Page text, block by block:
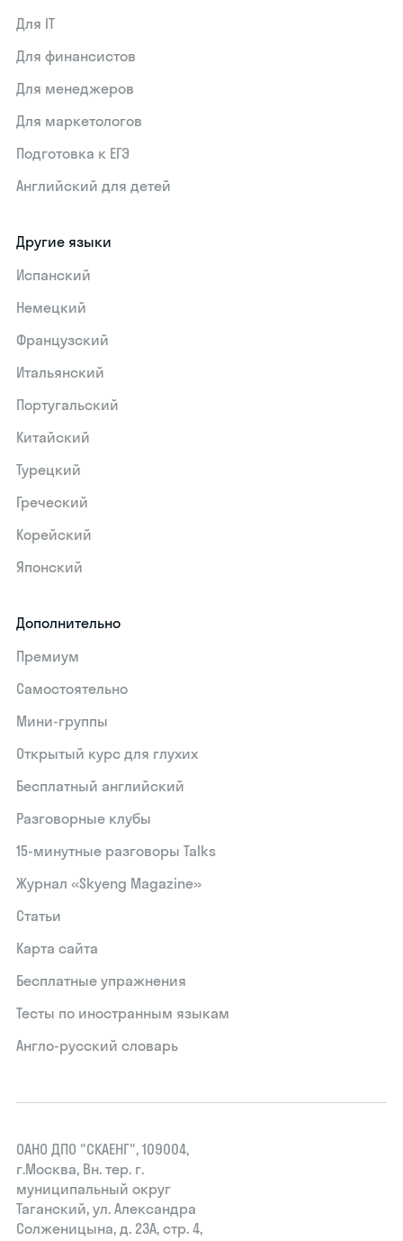
Для IT
Для финансистов
Для менеджеров
Для маркетологов
Подготовка к ЕГЭ
Английский для детей
Другие языки
Испанский
Немецкий
Французский
Итальянский
Португальский
Китайский
Турецкий
Греческий
Корейский
Японский
Дополнительно
Премиум
Самостоятельно
Мини-группы
Открытый курс для глухих
Бесплатный английский
Разговорные клубы
15‑минутные разговоры Talks
Журнал «Skyeng Magazine»
Статьи
Карта сайта
Бесплатные упражнения
Тесты по иностранным языкам
Англо-русский словарь
ОАНО ДПО "СКАЕНГ", 109004,
г.Москва, Вн. тер. г.
муниципальный округ
Таганский, ул. Александра
Солженицына, д. 23А, стр. 4,